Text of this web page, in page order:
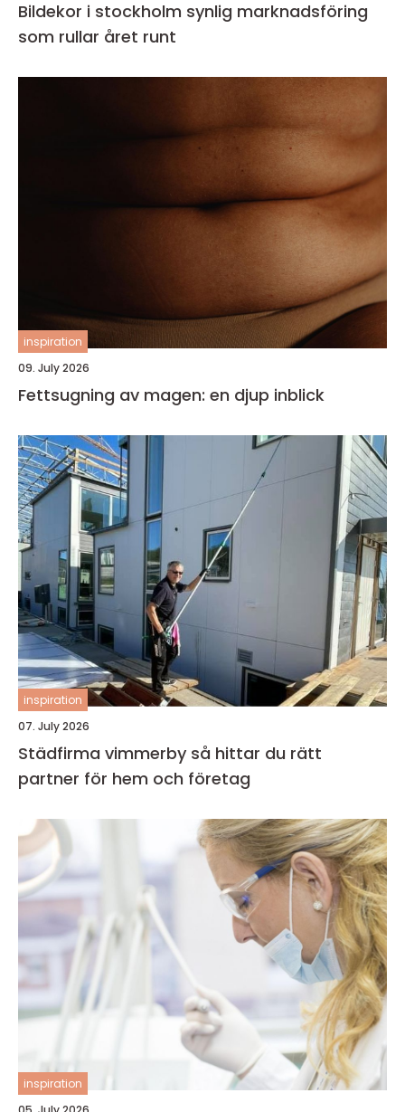
Bildekor i stockholm synlig marknadsföring
som rullar året runt
inspiration
09. July 2026
Fettsugning av magen: en djup inblick
inspiration
07. July 2026
Städfirma vimmerby så hittar du rätt
partner för hem och företag
inspiration